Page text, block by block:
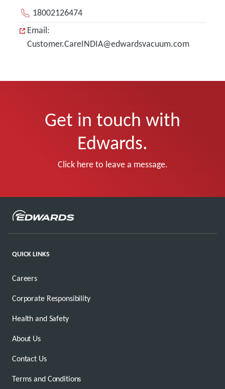
18002126474
Email:
Customer.CareINDIA@edwardsvacuum.com
Get in touch with
Edwards.
Click here to leave a message.
QUICK LINKS
Careers
Corporate Responsibility
Health and Safety
About Us
Contact Us
Terms and Conditions